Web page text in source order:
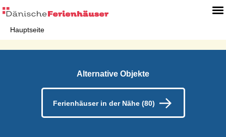
Hauptseite
Alternative Objekte
Ferienhäuser in der Nähe (80)